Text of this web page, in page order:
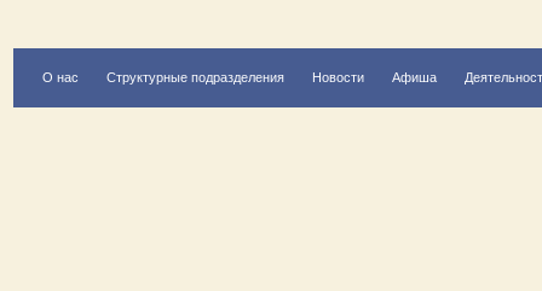
О нас Структурные подразделения Новости Афиша